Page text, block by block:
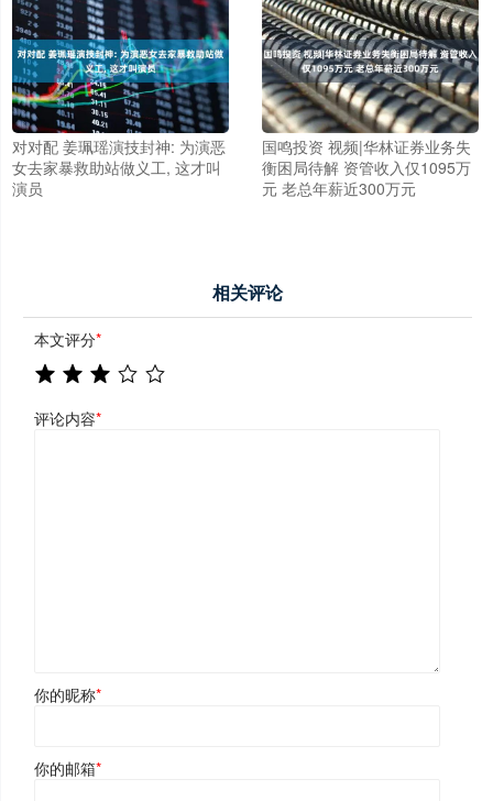
对对配 姜珮瑶演技封神: 为演恶
女去家暴救助站做义工, 这才叫
演员
国鸣投资 视频|华林证券业务失
衡困局待解 资管收入仅1095万
元 老总年薪近300万元
相关评论
本文评分*
评论内容*
你的昵称*
你的邮箱*